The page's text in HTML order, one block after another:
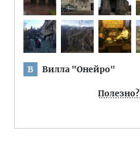
В Вилла "Онейро"
Полезно?